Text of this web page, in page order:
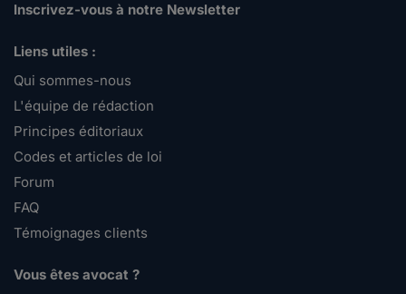
Inscrivez-vous à notre Newsletter
Liens utiles :
Qui sommes-nous
L'équipe de rédaction
Principes éditoriaux
Codes et articles de loi
Forum
FAQ
Témoignages clients
Vous êtes avocat ?